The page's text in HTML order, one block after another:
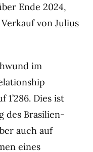
Ende 2024,
von Julius
im
1’286. Dies ist
des Brasilien-
auch auf
eines